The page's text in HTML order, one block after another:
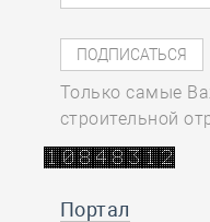
Только самые
строительной
Портал